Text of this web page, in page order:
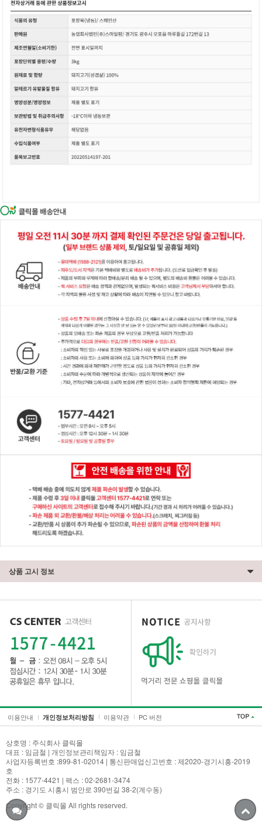
상품 고시 정보
이용안내 개인정보처리방침 이용약관 PC 버전
상호명 : 주식회사 클릭몰
대표 : 임금철 | 개인정보관리책임자 : 임금철
사업자등록번호 :899-81-02014 | 통신판매업신고번호 : 제2020-경기시흥-2019
호
전화 : 1577-4421 | 팩스 : 02-2681-3474
주소 : 경기도 시흥시 범안로 390번길 38-2(계수동)
Copyright © 클릭몰 All rights reserved.